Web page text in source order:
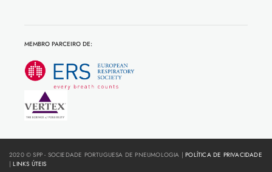
MEMBRO PARCEIRO DE:
2020 © SPP - SOCIEDADE PORTUGUESA DE PNEUMOLOGIA |POLÍTICA DE PRIVACIDADE
|LINKS ÚTEIS